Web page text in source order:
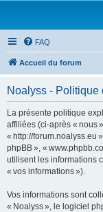
FAQ
Accueil du forum
Noalyss - Politique
La présente politique
affiliées (ci-après « nous
« http://forum.noalyss.eu
phpBB », «
utilisent les informations
« vos informations »).
Vos informations sont
« Noalyss », le logiciel